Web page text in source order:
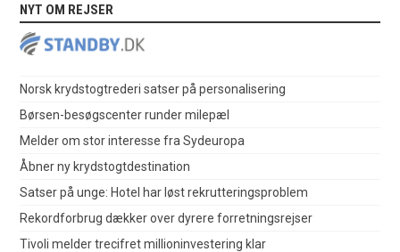
NYT OM REJSER
Norsk krydstogtrederi satser på personalisering
Børsen-besøgscenter runder milepæl
Melder om stor interesse fra Sydeuropa
Åbner ny krydstogtdestination
Satser på unge: Hotel har løst rekrutteringsproblem
Rekordforbrug dækker over dyrere forretningsrejser
Tivoli melder trecifret millioninvestering klar